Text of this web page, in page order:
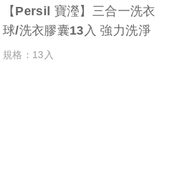
【Persil 寶瀅】三合一洗衣
球/洗衣膠囊13入 強力洗淨
規格：13入